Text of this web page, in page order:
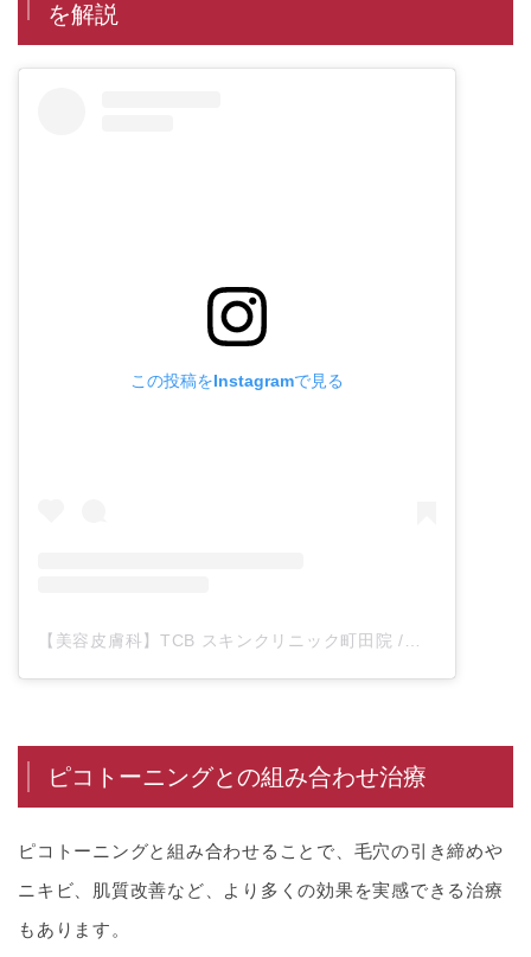
を解説
この投稿をInstagramで見る
ピコトーニングとの組み合わせ治療
ピコトーニングと組み合わせることで、毛穴の引き締めや
ニキビ、肌質改善など、より多くの効果を実感できる治療
もあります。